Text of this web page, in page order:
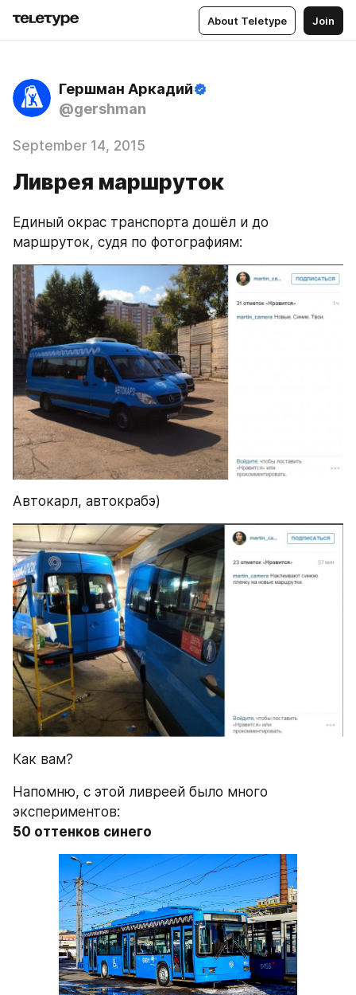
About Teletype Join
Гершман Аркадий
@gershman
September 14, 2015
Ливрея маршруток
Единый окрас транспорта дошёл и до
маршруток, судя по фотографиям:
Автокарл, автокрабэ)
Как вам?
Напомню, с этой ливреей было много
экспериментов:
50 оттенков синего